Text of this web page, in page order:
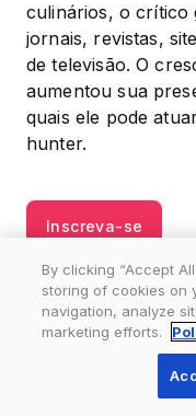
culinários, o crítico
jornais, revistas,
de televisão. O
aumentou sua
quais ele pode
hunter.
Inscreva-se
By clicking “Accept
storing of cookies on
navigation, analyze
marketing efforts.